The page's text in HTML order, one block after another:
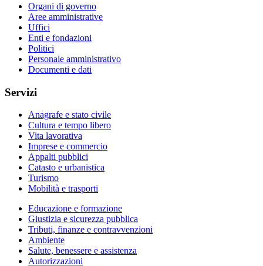
Organi di governo
Aree amministrative
Uffici
Enti e fondazioni
Politici
Personale amministrativo
Documenti e dati
Servizi
Anagrafe e stato civile
Cultura e tempo libero
Vita lavorativa
Imprese e commercio
Appalti pubblici
Catasto e urbanistica
Turismo
Mobilità e trasporti
Educazione e formazione
Giustizia e sicurezza pubblica
Tributi, finanze e contravvenzioni
Ambiente
Salute, benessere e assistenza
Autorizzazioni